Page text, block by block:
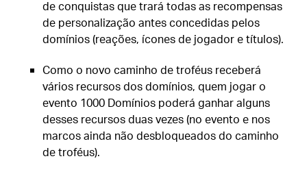
de conquistas que trará todas as recompensas
de personalização antes concedidas pelos
domínios (reações, ícones de jogador e títulos).
Como o novo caminho de troféus receberá
vários recursos dos domínios, quem jogar o
evento 1000 Domínios poderá ganhar alguns
desses recursos duas vezes (no evento e nos
marcos ainda não desbloqueados do caminho
de troféus).